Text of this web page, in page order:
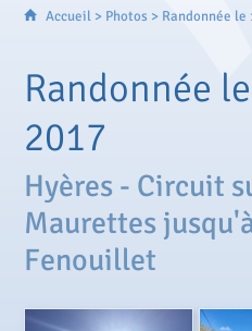
Accueil > Photos > Randonnée
Randonnée
2017
Hyères - Circuit
Maurettes
Fenouillet